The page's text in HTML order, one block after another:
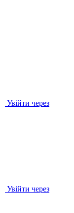
Увійти через
Увійти через